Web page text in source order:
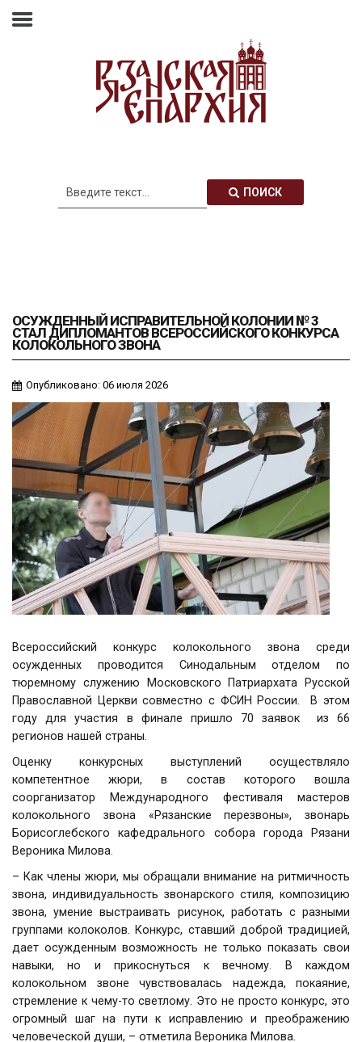
Митрополия ПОИСК
ОСУЖДЕННЫЙ ИСПРАВИТЕЛЬНОЙ КОЛОНИИ № 3
СТАЛ ДИПЛОМАНТОВ ВСЕРОССИЙСКОГО КОНКУРСА
КОЛОКОЛЬНОГО ЗВОНА
Опубликовано: 06 июля 2026
Всероссийский конкурс колокольного звона среди
осужденных проводится Синодальным отделом по
тюремному служению Московского Патриархата Русской
Православной Церкви совместно с ФСИН России. В этом
году для участия в финале пришло 70 заявок из 66
регионов нашей страны.
Оценку конкурсных выступлений осуществляло
компетентное жюри, в состав которого вошла
соорганизатор Международного фестиваля мастеров
колокольного звона «Рязанские перезвоны», звонарь
Борисоглебского кафедрального собора города Рязани
Вероника Милова.
– Как члены жюри, мы обращали внимание на ритмичность
звона, индивидуальность звонарского стиля, композицию
звона, умение выстраивать рисунок, работать с разными
группами колоколов. Конкурс, ставший доброй традицией,
дает осужденным возможность не только показать свои
навыки, но и прикоснуться к вечному. В каждом
колокольном звоне чувствовалась надежда, покаяние,
стремление к чему-то светлому. Это не просто конкурс, это
огромный шаг на пути к исправлению и преображению
человеческой души, – отметила Вероника Милова.